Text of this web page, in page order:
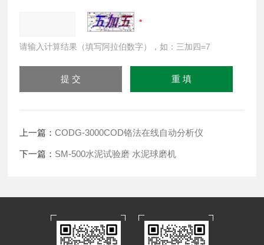
请输入计算结果（填写阿拉伯数字），如：三加四=7
上一篇：CODG-3000COD铬法在线自动分析仪
下一篇： SM-500水泥试验磨 水泥球磨机